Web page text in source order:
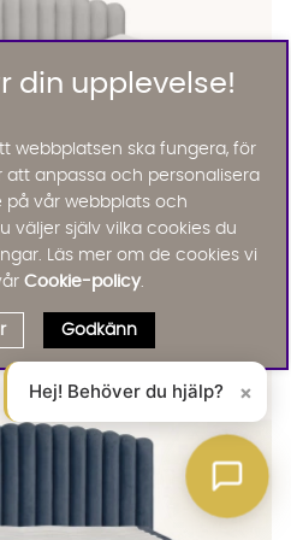
Sammet Ljusgrå Finns även i
Ljusgrå
Ljusgrå
Lägg
din upplevelse!
webbplatsen ska fungera, för
anpassa och personalisera
vår webbplats och
väljer själv vilka cookies du
Läs mer om de cookies vi
Cookie-policy.
Godkänn
Hej! Behöver du hjälp? ×